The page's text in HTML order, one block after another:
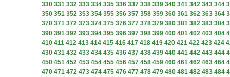
330 331 332 333 334 335 336 337 338 339 340 341 342 343 344
350 351 352 353 354 355 356 357 358 359 360 361 362 363 364
370 371 372 373 374 375 376 377 378 379 380 381 382 383 384
390 391 392 393 394 395 396 397 398 399 400 401 402 403 404
410 411 412 413 414 415 416 417 418 419 420 421 422 423 424
430 431 432 433 434 435 436 437 438 439 440 441 442 443 444
450 451 452 453 454 455 456 457 458 459 460 461 462 463 464
470 471 472 473 474 475 476 477 478 479 480 481 482 483 484